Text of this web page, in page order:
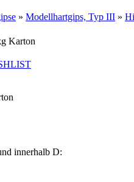
» Modellhartgips, Typ III »
innerhalb D: